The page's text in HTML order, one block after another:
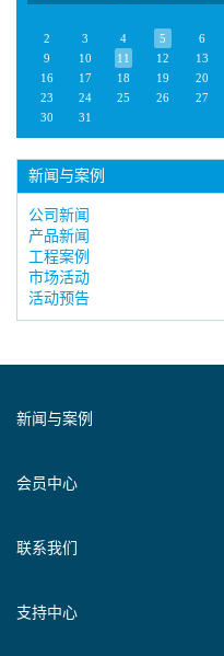
2
3 4 5 6
9
10 11 12 13
16
17 18 19 20
23
24 25 26 27
30
31
新闻与案例
公司新闻
产品新闻
工程案例
市场活动
活动预告
新闻与案例
会员中心
联系我们
支持中心